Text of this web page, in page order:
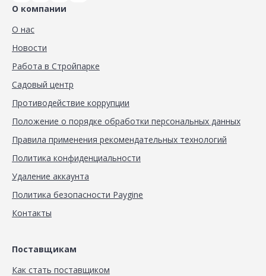
О компании
О нас
Новости
Работа в Стройпарке
Садовый центр
Противодействие коррупции
Положение о порядке обработки персональных данных
Правила применения рекомендательных технологий
Политика конфиденциальности
Удаление аккаунта
Политика безопасности Paygine
Контакты
Поставщикам
Как стать поставщиком